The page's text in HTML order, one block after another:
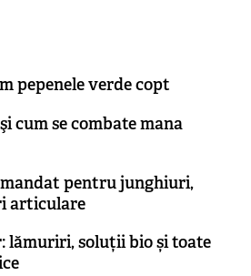
pepenele verde copt
cum se combate mana
pentru junghiuri,
articulare
lămuriri, soluții bio și toate